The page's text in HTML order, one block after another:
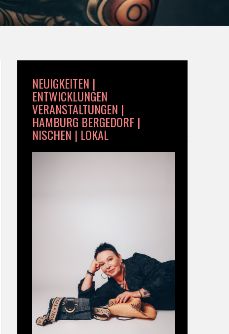
NEUIGKEITEN |
ENTWICKLUNGEN
VERANSTALTUNGEN |
HAMBURG BERGEDORF |
NISCHEN | LOKAL